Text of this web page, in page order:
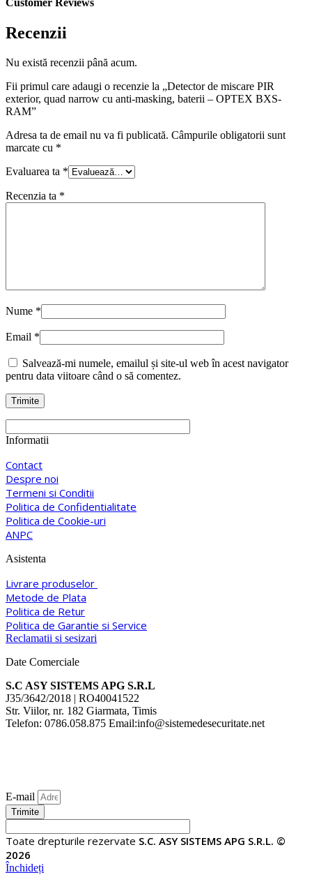
Customer Reviews
Recenzii
Nu există recenzii până acum.
Fii primul care adaugi o recenzie la „Detector de miscare PIR
exterior, quad narrow cu anti-masking, baterii – OPTEX BXS-
RAM”
Adresa ta de email nu va fi publicată. Câmpurile obligatorii sunt
marcate cu *
Evaluarea ta *
Recenzia ta *
Nume *
Email *
Salvează-mi numele, emailul și site-ul web în acest navigator
pentru data viitoare când o să comentez.
Informatii
Contact
Despre noi
Termeni si Conditii
Politica de Confidentialitate
Politica de Cookie-uri
ANPC
Asistenta
Livrare produselor
Metode de Plata
Politica de Retur
Politica de Garantie si Service
Reclamatii si sesizari
Date Comerciale
S.C ASY SISTEMS APG S.R.L
J35/3642/2018 | RO40041522
Str. Viilor, nr. 182 Giarmata, Timis
Telefon: 0786.058.875 Email:info@sistemedesecuritate.net
E-mail
Trimite
Toate drepturile rezervate S.C. ASY SISTEMS APG S.R.L. ©
2026
Închideți